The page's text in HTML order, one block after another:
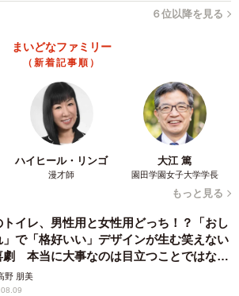
６位以降を見る
まいどなファミリー
（新着記事順）
ハイヒール・リンゴ
漫才師
大江 篤
園田学園女子大学学長
もっと見る
トイレ、男性用と女性用どっち！？「おし
」で「格好いい」デザインが生む笑えない
劇 本当に大事なのは目立つことではな
野 朋美